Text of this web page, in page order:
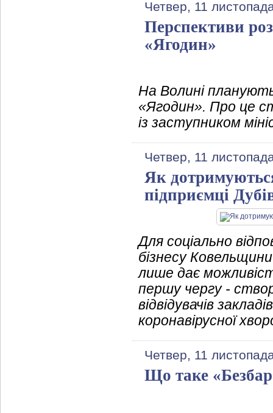
Четвер, 11
Перспективи
«Ягодин»
На Волині
«Ягодин». Про це
із заступником
Четвер, 11
Як
підприємці
Для соціально
бізнесу
лише дає
першу чергу -
відвідувачів
коронавірусної
Четвер, 11
Що таке